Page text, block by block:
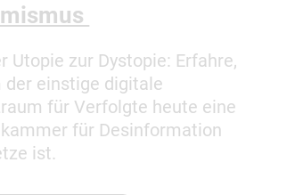
Utopie zur Dystopie: Erfahre,
der einstige digitale
für Verfolgte heute eine
für Desinformation
ist.